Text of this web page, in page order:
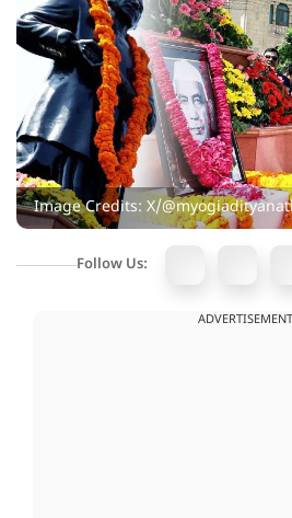
Image Credits: X/
Follow Us:
ADVERTISEMENT